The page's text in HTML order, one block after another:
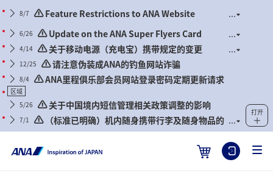
8/7
Feature Restrictions to ANA Website
Renewal
6/26
Update on the ANA Super Flyers Card
Program Revisions
4/14
关于移动电源（充电宝）携带规定的变更
（2026年4月24日搭乘航班起适用）
12/25 请注意伪装成ANA的钓鱼网站诈骗
8/4 ANA里程俱乐部会员网站登录密码定期更新请求
区域
5/26
关于中国境内短信管理相关政策调整的影响
7/1
（标准已明确）机内随身携带行李及随身物品的
相关事宜（2026年7月1日搭乘的航班起）
打开